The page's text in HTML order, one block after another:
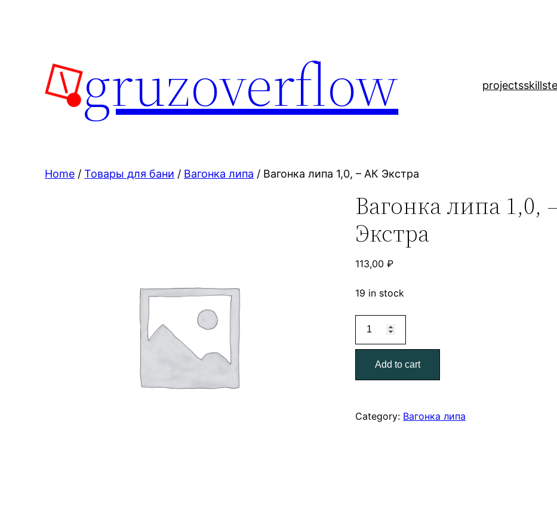
gruzoverflow projectsskills
Home /Товары для бани / Вагонка липа / Вагонка липа 1,0, – АК Экстра
Вагонка липа 1,0,
Экстра
113,00₽
19 in stock
1,0,
АК
quantity
Add to cart
Category: Вагонка липа